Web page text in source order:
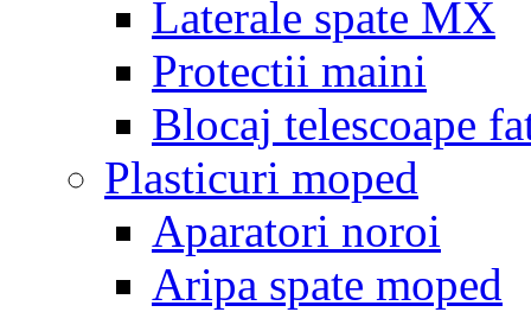
Laterale spate MX
Protectii maini
Blocaj telescoape
Plasticuri moped
Aparatori noroi
Aripa spate moped